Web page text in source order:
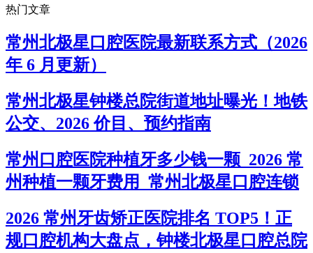
热门文章
常州北极星口腔医院最新联系方式（2026
年 6 月更新）
常州北极星钟楼总院街道地址曝光！地铁
公交、2026 价目、预约指南
常州口腔医院种植牙多少钱一颗_2026 常
州种植一颗牙费用_常州北极星口腔连锁
2026 常州牙齿矫正医院排名 TOP5！正
规口腔机构大盘点，钟楼北极星口腔总院